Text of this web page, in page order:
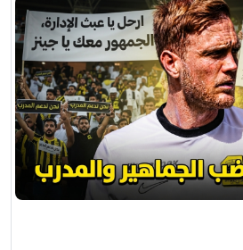
7:00 م
مباراة ودية
نوتنغهام فورست
8:00 م
مباراة ودية
برشلونة